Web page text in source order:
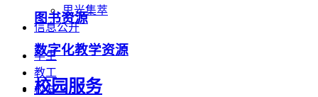
思光集萃
信息公开
学生
教工
校友
图书资源
数字化教学资源
校园服务